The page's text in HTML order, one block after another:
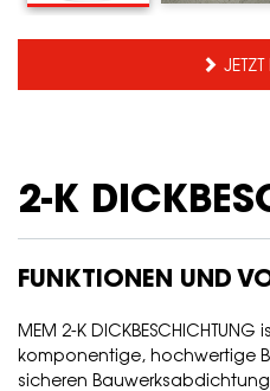
2-K
FUNKTIONEN UND
MEM 2-K
komponentige, hochwertige
sicheren